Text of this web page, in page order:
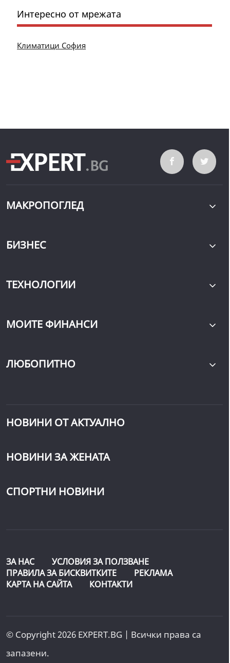
Интересно от мрежата
Климатици София
МАКРОПОГЛЕД
БИЗНЕС
ТЕХНОЛОГИИ
МОИТЕ ФИНАНСИ
ЛЮБОПИТНО
НОВИНИ ОТ АКТУАЛНО
НОВИНИ ЗА ЖЕНАТА
СПОРТНИ НОВИНИ
ЗА НАС
УСЛОВИЯ ЗА ПОЛЗВАНЕ
ПРАВИЛА ЗА БИСКВИТКИТЕ
РЕКЛАМА
КАРТА НА САЙТА
КОНТАКТИ
© Copyright 2026 EXPERT.BG | Всички права са
запазени.